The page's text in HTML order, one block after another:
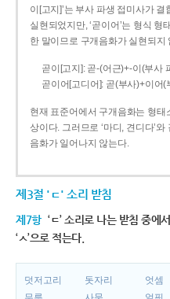
이[고지]’는 부사 파생 접미사가
실현되었지만, ‘곧이어’는 형식
한 말이므로 구개음화가 실현되지
곧이[고지]: 곧-­(어근)+­-이(부사
곧이어[고디어]: 곧(부사)+이어(
현재 표준어에서 구개음화는 형
상이다. 그러므로 ‘마디, 견디다’
음화가 일어나지 않는다.
제3절 'ㄷ' 소리 받침
제7항 ‘ㄷ’ 소리로 나는 받침 중에
‘ㅅ’으로 적는다.
덧저고리 돗자리 엇셈